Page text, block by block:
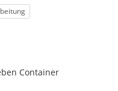
Container